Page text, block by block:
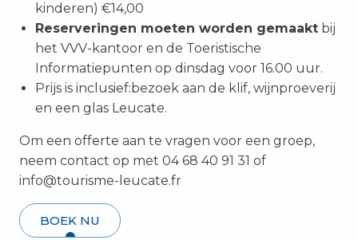
kinderen) €14,00
Reserveringen moeten worden gemaakt bij
het VVV-kantoor en de Toeristische
Informatiepunten op dinsdag voor 16.00 uur.
Prijs is inclusief:bezoek aan de klif, wijnproeverij
en een glas Leucate.
Om een offerte aan te vragen voor een groep,
neem contact op met 04 68 40 91 31 of
info@tourisme-leucate.fr
BOEK NU